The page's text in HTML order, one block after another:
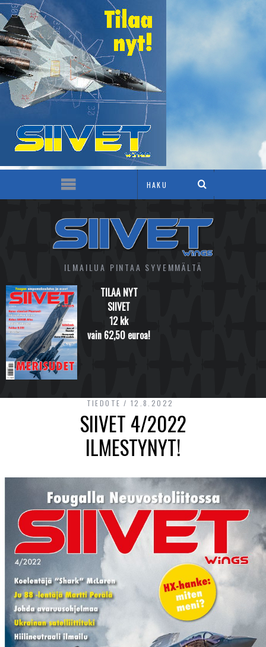
ILMAILUA PINTAA SYVEMMÄLTÄ
TILAA NYT
SIIVET
12 kk
vain 62,50 euroa!
TIEDOTE 12.8.2022
SIIVET 4/2022
ILMESTYNYT!